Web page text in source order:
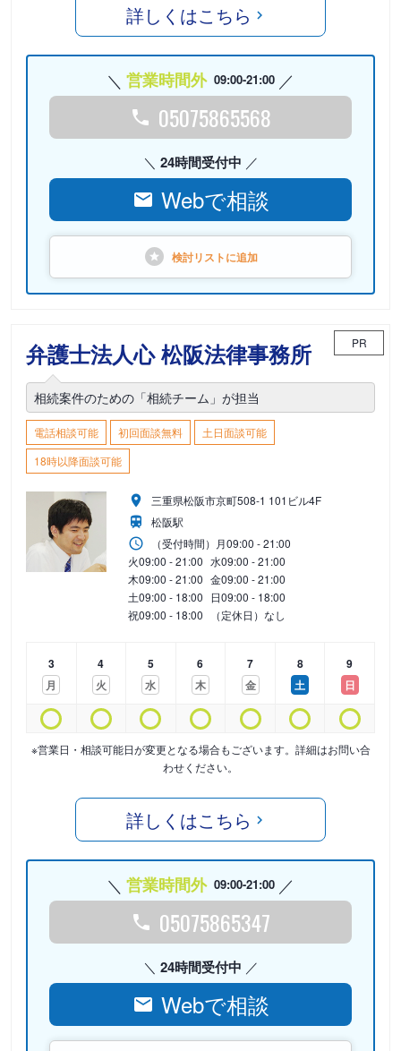
詳しくはこちら
営業時間外 09:00-21:00
05075865568
24時間受付中
Webで相談
検討リストに追加
弁護士法人心 松阪法律事務所 PR
相続案件のための「相続チーム」が担当
電話相談可能 初回面談無料
土日面談可能
18時以降面談可能
三重県松阪市京町508-1 101ビル4F
松阪駅
（受付時間） 月09:00 - 21:00
火09:00 - 21:00 水09:00 - 21:00
木09:00 - 21:00 金09:00 - 21:00
土09:00 - 18:00 日09:00 - 18:00
祝09:00 - 18:00 （定休日）なし
3
月
4
火
5
水
6
木
7
金
8
土
9
日
※営業日・相談可能日が変更となる場合もございます。詳細はお問い合
わせください。
詳しくはこちら
営業時間外 09:00-21:00
05075865347
24時間受付中
Webで相談